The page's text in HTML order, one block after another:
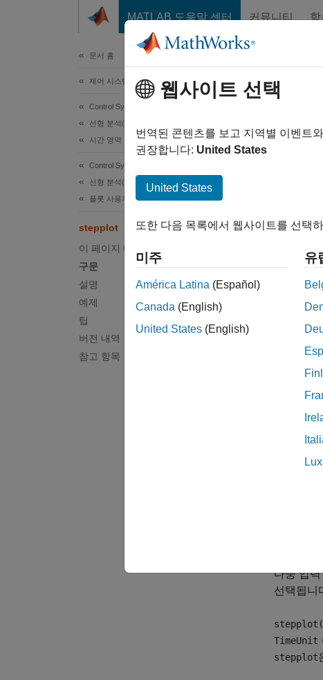
MATLAB 도움말 센터 커뮤니티 학
문서 홈
제어 시스템
Control System Toolbox
선형 분석(선형 해석)
시간 영역 및 주파수 영역 분석
Control System Toolbox
선형 분석(선형 해석)
플롯 사용자 지정
stepplot
이 페이지 내용
구문
설명
예제
팁
버전 내역
참고 항목
이 번역
구문
설명
h =
명령과
사용 가
다중 입
선택됩니
TimeUnit
stepplot
웹사이트 선택
번역된 콘텐츠를 보고 지역별 이벤트
권장합니다: United States
United States
또한 다음 목록에서 웹사이트를 선택
미주
América Latina (Español)
Canada (English)
United States (English)
유